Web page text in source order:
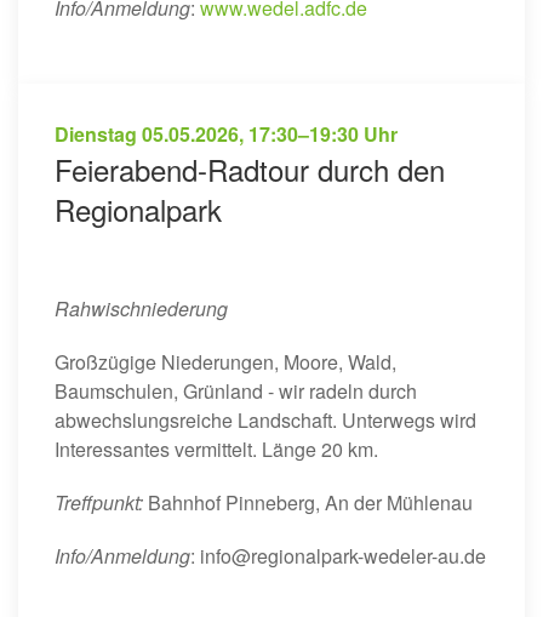
Info/Anmeldung: www.wedel.adfc.de
Dienstag 05.05.2026, 17:30–19:30 Uhr
Feierabend-Radtour durch den
Regionalpark
Rahwischniederung
Großzügige Niederungen, Moore, Wald,
Baumschulen, Grünland - wir radeln durch
abwechslungsreiche Landschaft. Unterwegs wird
Interessantes vermittelt. Länge 20 km.
Treffpunkt: Bahnhof Pinneberg, An der Mühlenau
Info/Anmeldung: info@regionalpark-wedeler-au.de